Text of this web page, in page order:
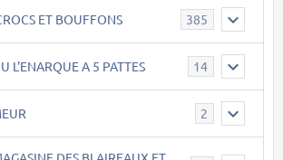
ET BOUFFONS 385
L'ENARQUE A 5 PATTES 14
2